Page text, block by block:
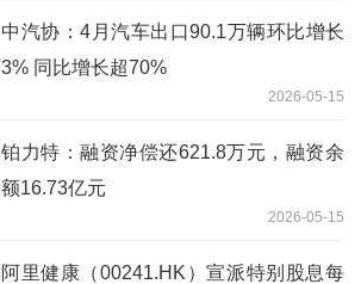
中汽协：4月汽车出口90.1万辆环比增长
3% 同比增长超70%
2026-05-15
铂力特：融资净偿还621.8万元，融资余
额16.73亿元
2026-05-15
阿里健康（00241.HK）宣派特别股息每